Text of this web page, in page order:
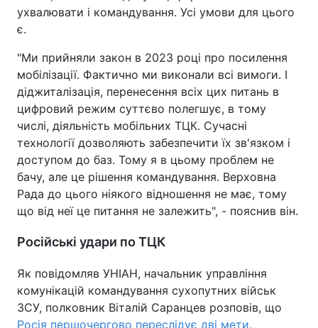
ухвалювати і командування. Усі умови для цього
є.
"Ми прийняли закон в 2023 році про посилення
мобілізації. Фактично ми виконали всі вимоги. І
діджиталізація, перенесення всіх цих питань в
цифровий режим суттєво полегшує, в тому
числі, діяльність мобільних ТЦК. Сучасні
технології дозволяють забезпечити їх зв'язком і
доступом до баз. Тому я в цьому проблем не
бачу, але це рішення командування. Верховна
Рада до цього ніякого відношення не має, тому
що від неї це питання не залежить", - пояснив він.
Російські удари по ТЦК
Як повідомляв УНІАН, начальник управління
комунікацій командування сухопутних військ
ЗСУ, полковник Віталій Саранцев розповів, що
Росія першочергово переслідує дві мети,